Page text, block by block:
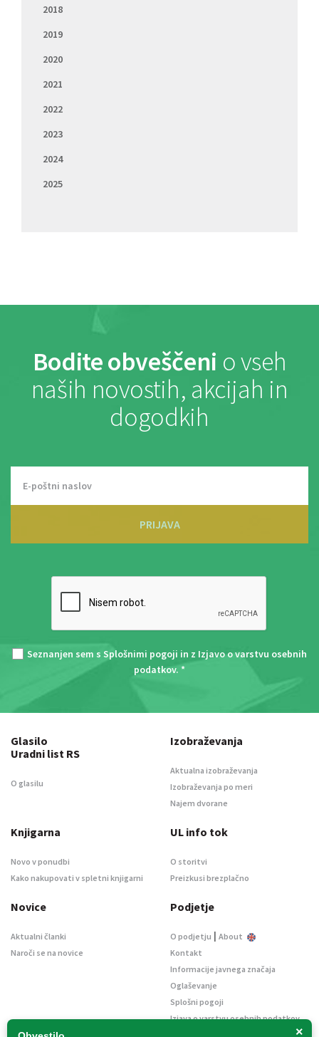
2018
2019
2020
2021
2022
2023
2024
2025
Bodite obveščeni o vseh
naših novostih, akcijah in
dogodkih
PRIJAVA
Seznanjen sem s Splošnimi pogoji in z Izjavo o varstvu osebnih
podatkov. *
×
Glasilo
Uradni list RS
O glasilu
Izobraževanja
Aktualna izobraževanja
Izobraževanja po meri
Najem dvorane
Knjigarna
Novo v ponudbi
Kako nakupovati v spletni knjigarni
UL info tok
O storitvi
Preizkusi brezplačno
Novice
Aktualni članki
Naroči se na novice
Podjetje
O podjetju | About
Kontakt
Informacije javnega značaja
Oglaševanje
Splošni pogoji
Izjava o varstvu osebnih podatkov